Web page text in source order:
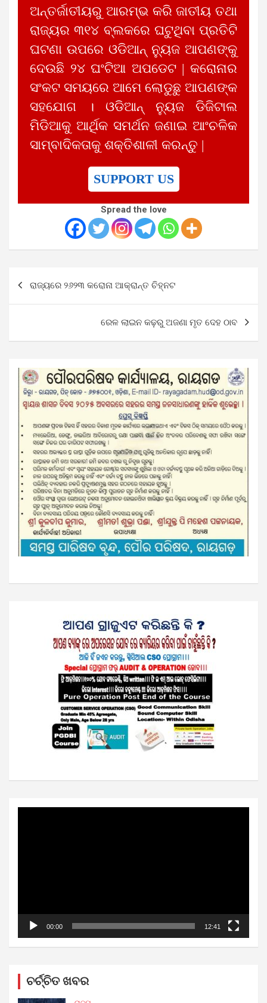
ଅନ୍ତର୍ଜାତୀୟରୁ ଆରମ୍ଭ କରି ଜାତୀୟ ତଥା
ରାଜ୍ୟର ୩୧୪ ବ୍ଲକରେ ଘଟୁଥିବା ପ୍ରତିଟି
ଘଟଣା ଉପରେ ଓଡିଆନ୍ ନ୍ୟୁଜ ଆପଣଙ୍କୁ
ଦେଉଛି ୨୪ ଘଂଟିଆ ଅପଡେଟ | କରୋନାର
ସଂକଟ ସମୟରେ ଆମେ ଲୋଡୁଛୁ ଆପଣଙ୍କ
ସହଯୋଗ । ଓଡିଆନ୍ ନ୍ୟୁଜ ଡିଜିଟାଲ
ମିଡିଆକୁ ଆର୍ଥିକ ସମର୍ଥନ ଜଣାଇ ଆଂଚଳିକ
ସାମ୍ବାଦିକତାକୁ ଶକ୍ତିଶାଳୀ କରନ୍ତୁ |
SUPPORT US
Spread the love
navigation
ରାଜ୍ୟରେ ୨୬୨୩ କରୋନା ଆକ୍ରାନ୍ତ ଚିହ୍ନଟ
ରେଳ ଲାଇନ କଢ଼ରୁ ଅଜଣା ମୃତ ଦେହ ଠାବ
00:00 12:41
ଚର୍ଚ୍ଚିତ ଖବର